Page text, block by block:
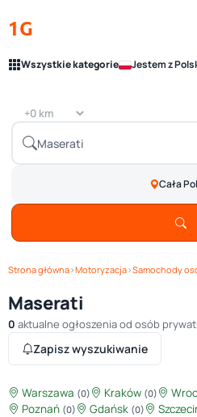
1G
Wszystkie kategorie Jestem z
Cała
Strona główna›Motoryzacja›Samochody
Maserati
0 aktualne ogłoszenia od osób
Zapisz wyszukiwanie
Warszawa (0) Kraków (0)
Poznań (0) Gdańsk (0)